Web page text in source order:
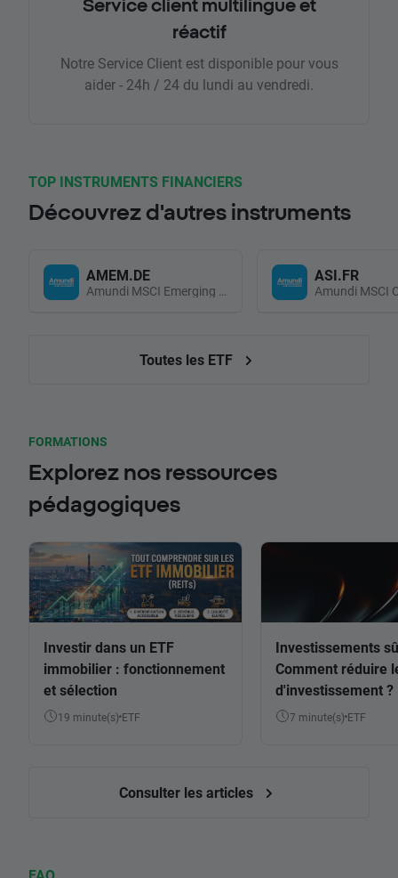
Service client multilingue et
réactif
Notre Service Client est disponible pour vous
aider - 24h / 24 du lundi au vendredi.
TOP INSTRUMENTS FINANCIERS
Découvrez d'autres instruments
AMEM.DE
Amundi MSCI Emerging Markets UCITS (Acc EUR)
ASI.FR
Toutes les ETF
FORMATIONS
Explorez nos ressources
pédagogiques
Investir dans un ETF
immobilier : fonctionnement
et sélection
19 minute(s) ETF
Investissements
Comment réduire
d'investissement ?
7 minute(s) ETF
Consulter les articles